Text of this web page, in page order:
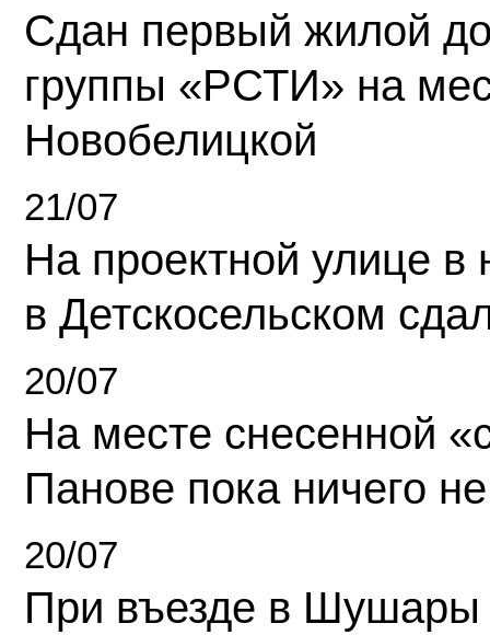
Сдан первый жилой
группы «РСТИ» на
Новобелицкой
21/07
На проектной улице
в Детскосельском
20/07
На месте снесенной
Панове пока ничего
20/07
При въезде в Шушары